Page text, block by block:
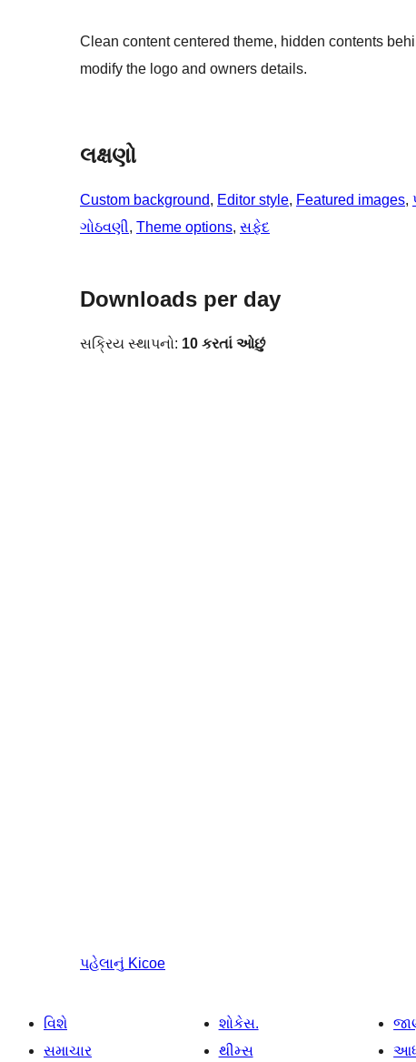
Clean content centered theme, hidden contents
modify the logo and owners details.
લક્ષણો
Custom background, Editor style, Featured images,
ગોઠવણી, Theme options, સફેદ
Downloads per day
સક્રિય સ્થાપનો: 10 કરતાં ઓછું
પહેલાનું Kicoe
વિશે
સમાચાર
શોકેસ.
થીમ્સ